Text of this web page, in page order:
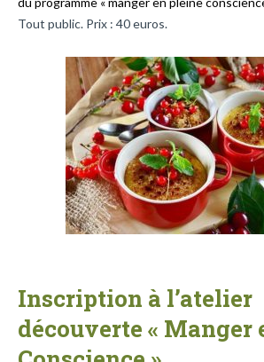
Tout public. Prix : 40 euros.
Inscription à l’atelier
découverte « Manger